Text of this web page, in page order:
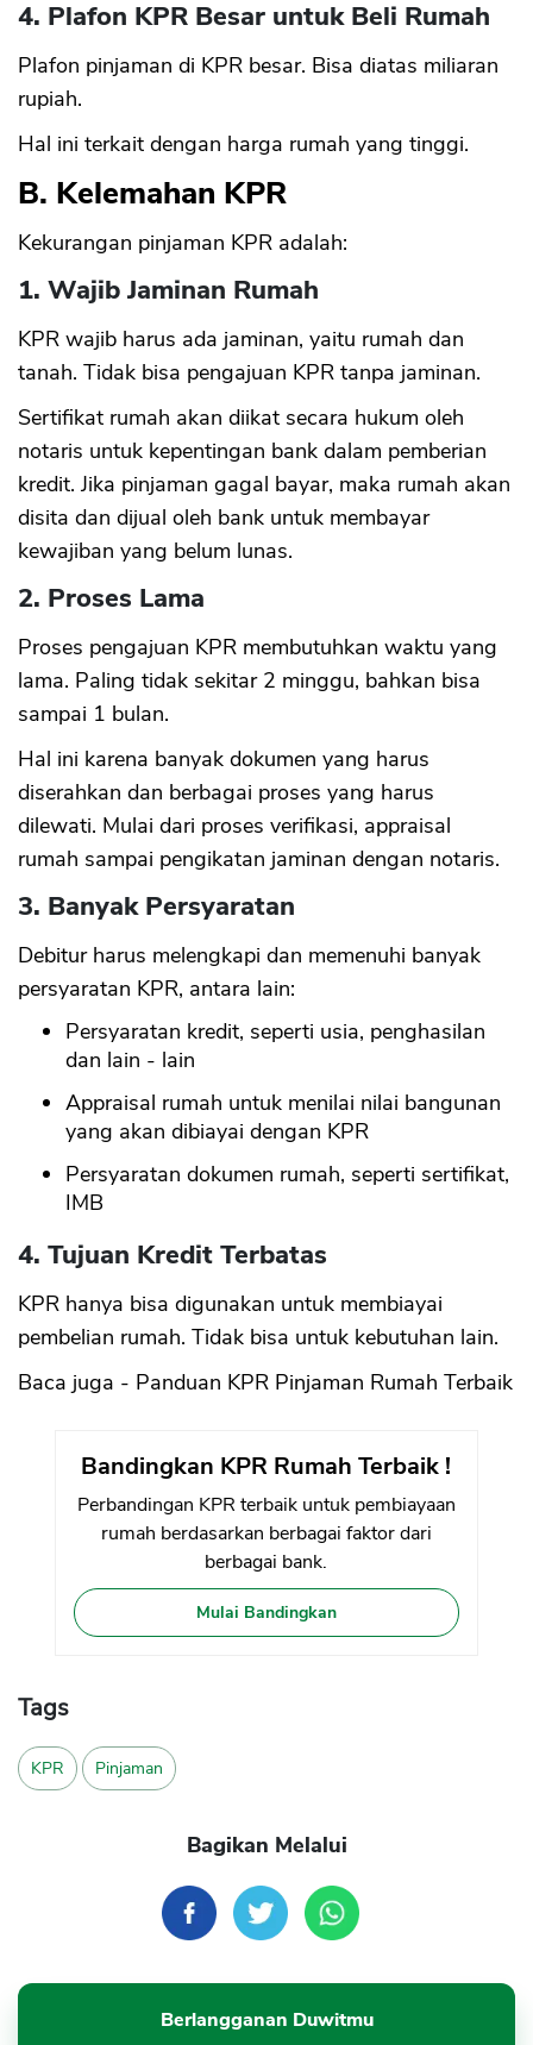
4. Plafon KPR Besar untuk Beli Rumah
Plafon pinjaman di KPR besar. Bisa diatas miliaran
rupiah.
Hal ini terkait dengan harga rumah yang tinggi.
B. Kelemahan KPR
Kekurangan pinjaman KPR adalah:
1. Wajib Jaminan Rumah
KPR wajib harus ada jaminan, yaitu rumah dan
tanah. Tidak bisa pengajuan KPR tanpa jaminan.
Sertifikat rumah akan diikat secara hukum oleh
notaris untuk kepentingan bank dalam pemberian
kredit. Jika pinjaman gagal bayar, maka rumah akan
disita dan dijual oleh bank untuk membayar
kewajiban yang belum lunas.
2. Proses Lama
Proses pengajuan KPR membutuhkan waktu yang
lama. Paling tidak sekitar 2 minggu, bahkan bisa
sampai 1 bulan.
Hal ini karena banyak dokumen yang harus
diserahkan dan berbagai proses yang harus
dilewati. Mulai dari proses verifikasi, appraisal
rumah sampai pengikatan jaminan dengan notaris.
3. Banyak Persyaratan
Debitur harus melengkapi dan memenuhi banyak
persyaratan KPR, antara lain:
Persyaratan kredit, seperti usia, penghasilan
dan lain - lain
Appraisal rumah untuk menilai nilai bangunan
yang akan dibiayai dengan KPR
Persyaratan dokumen rumah, seperti sertifikat,
IMB
4. Tujuan Kredit Terbatas
KPR hanya bisa digunakan untuk membiayai
pembelian rumah. Tidak bisa untuk kebutuhan lain.
Baca juga - Panduan KPR Pinjaman Rumah Terbaik
Bandingkan KPR Rumah Terbaik !
Perbandingan KPR terbaik untuk pembiayaan
rumah berdasarkan berbagai faktor dari
berbagai bank.
Mulai Bandingkan
Tags
KPR Pinjaman
Bagikan Melalui
Berlangganan Duwitmu